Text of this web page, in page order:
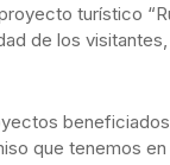
turístico
de los
que tenemos